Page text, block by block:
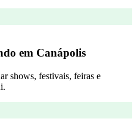
em Canápolis
shows, festivais, feiras e